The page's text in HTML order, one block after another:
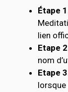
Étape
lien
Etape
nom
Etape
lorsque